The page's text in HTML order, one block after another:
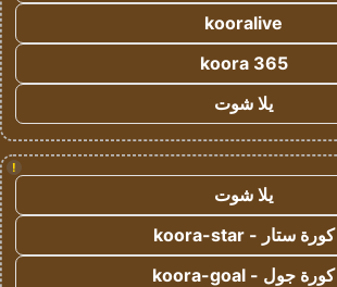
kooralive
koora 365
يلا شوت
!
يلا شوت
كورة ستار - koora-star
كورة جول - koora-goal